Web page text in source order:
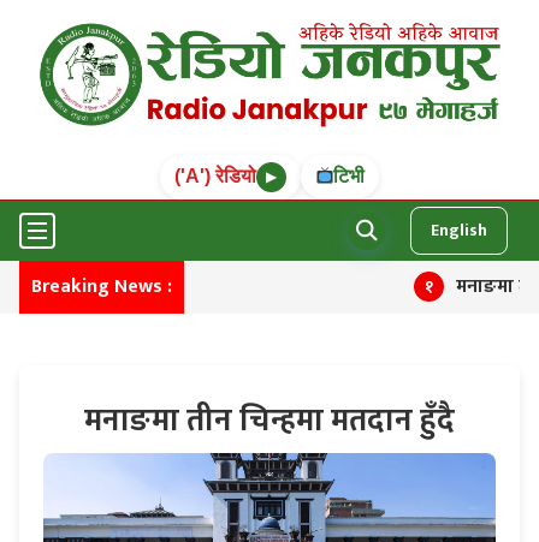
('A') रेडियो ▶ टिभी
English
Breaking News : मनाङमा तीन
मनाङमा तीन चिन्हमा मतदान हुँदै